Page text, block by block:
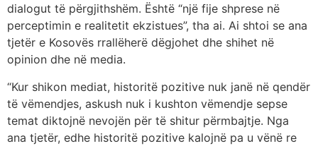
dialogut të përgjithshëm. Është “një fije shprese në
perceptimin e realitetit ekzistues”, tha ai. Ai shtoi se ana
tjetër e Kosovës rrallëherë dëgjohet dhe shihet në
opinion dhe në media.
“Kur shikon mediat, historitë pozitive nuk janë në qendër
të vëmendjes, askush nuk i kushton vëmendje sepse
temat diktojnë nevojën për të shitur përmbajtje. Nga
ana tjetër, edhe historitë pozitive kalojnë pa u vënë re